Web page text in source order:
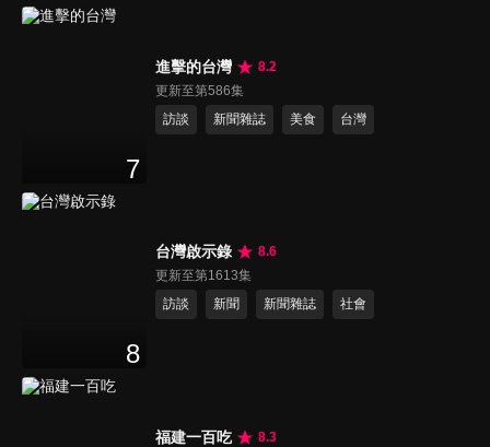
7
進擊的台灣
8.2
更新至第586集
訪談
新聞雜誌 美食 台灣
8
台灣啟示錄
8.6
更新至第1613集
訪談
新聞 新聞雜誌 社會
福建一百吃
8.3